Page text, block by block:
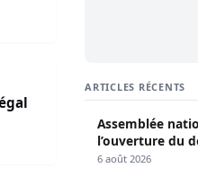
ARTICLES RÉCENTS
Assemblée
l’ouverture du
de la
6 août 2026